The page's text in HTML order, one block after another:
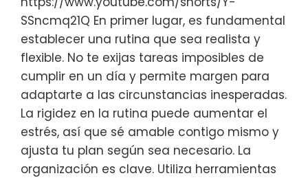
SSncmq21Q En primer lugar, es fundamental
establecer una rutina que sea realista y
flexible. No te exijas tareas imposibles de
cumplir en un día y permite margen para
adaptarte a las circunstancias inesperadas.
La rigidez en la rutina puede aumentar el
estrés, así que sé amable contigo mismo y
ajusta tu plan según sea necesario. La
organización es clave. Utiliza herramientas